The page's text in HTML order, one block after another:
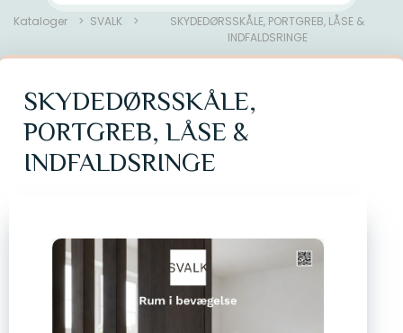
Kataloger SVALK
SKYDEDØRSSKÅLE, PORTGREB, LÅSE &
INDFALDSRINGE
SKYDEDØRSSKÅLE,
PORTGREB, LÅSE &
INDFALDSRINGE